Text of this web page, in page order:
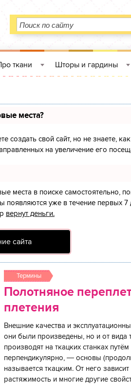
ткани Шторы и гардины
места?
создать свой сайт, но не знаете,
на увеличение его
места в поиске самостоятельно,
появляются уже в течение первых
вернут деньги.
сайта
Термины
Полотняное
плетения
Внешние качества и
они были произведены, но и от вида
производят на ткацких станках
перпендикулярно, — основы
называется ткацким. От него
растяжимость и многие другие